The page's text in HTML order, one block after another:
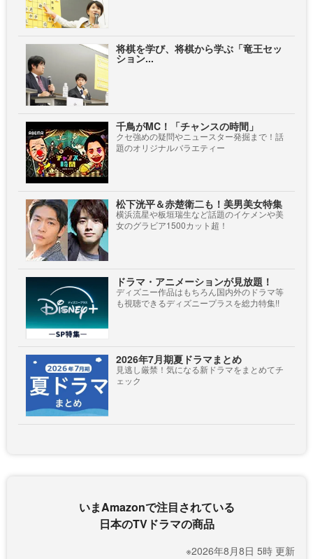
将棋を学び、将棋から学ぶ「竜王セッ
ション...
千鳥がMC！「チャンスの時間」
クセ強めの疑問やニュースター発掘まで！話
題のオリジナルバラエティー
松下洸平＆赤楚衛二も！美男美女特集
横浜流星や板垣瑞生など話題のイケメンや美
女のグラビア1500カット超！
ドラマ・アニメーションが見放題！
ディズニー作品はもちろん国内外のドラマ等
も視聴できるディズニープラスを総力特集!!
2026年7月期夏ドラマまとめ
見逃し厳禁！気になる新ドラマをまとめてチ
ェック
いまAmazonで注目されている
日本のTVドラマの商品
※2026年8月8日 5時 更新